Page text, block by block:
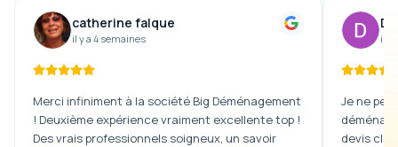
catherine falque
il y a 4 semaines
Merci infiniment à la société Big Déménagement
! Deuxième expérience vraiment excellente top !
Des vrais professionnels soigneux, un savoir
il y
Je ne
devis